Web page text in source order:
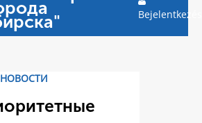
Bejelentkezés
НОВОСТИ